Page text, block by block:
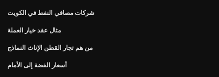
شركات مصافي النفط في الكويت
مثال عقد خيار العملة
من هم تجار القطن الإناث النماذج
أسعار الفضة إلى الأمام